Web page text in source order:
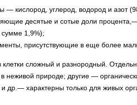
— кислород, углерод, водород и азот
десятые и сотые доли
сумме 1,9%);
присутствующие в еще более
клетки сложный и разнородный.
неживой природе; другие —
др.— характерны только для живых